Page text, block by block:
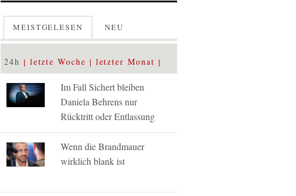
MEISTGELESEN NEU
24h letzte Woche letzter Monat
Im Fall Sichert bleiben
Daniela Behrens nur
Rücktritt oder Entlassung
Wenn die Brandmauer
wirklich blank ist